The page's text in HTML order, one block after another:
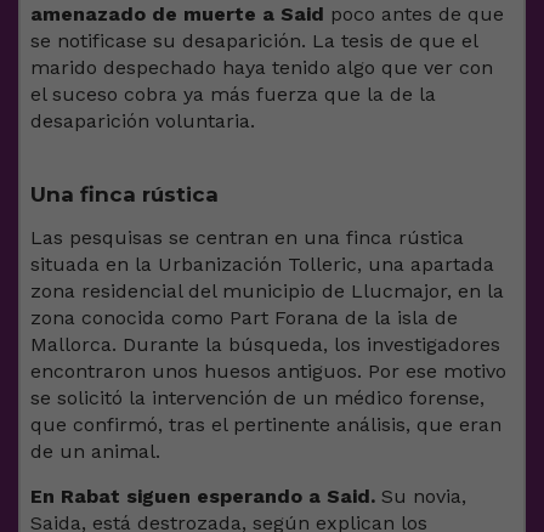
amenazado de muerte a Said poco antes de que
se notificase su desaparición. La tesis de que el
marido despechado haya tenido algo que ver con
el suceso cobra ya más fuerza que la de la
desaparición voluntaria.
Una finca rústica
Las pesquisas se centran en una finca rústica
situada en la Urbanización Tolleric, una apartada
zona residencial del municipio de Llucmajor, en la
zona conocida como Part Forana de la isla de
Mallorca. Durante la búsqueda, los investigadores
encontraron unos huesos antiguos. Por ese motivo
se solicitó la intervención de un médico forense,
que confirmó, tras el pertinente análisis, que eran
de un animal.
En Rabat siguen esperando a Said. Su novia,
Saida, está destrozada, según explican los